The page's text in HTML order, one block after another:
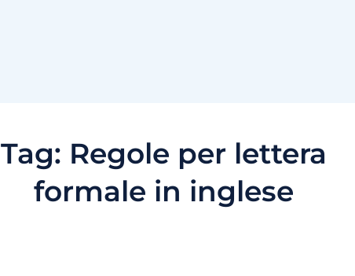
Tag: Regole per lettera
formale in inglese